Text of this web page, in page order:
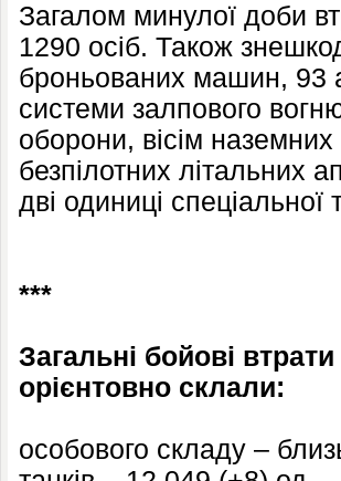
Загалом минулої доби
1290 осіб. Також
броньованих машин, 93
системи залпового
оборони, вісім
безпілотних літальних
дві одиниці спеціальної
***
Загальні бойові
орієнтовно склали:
особового складу –